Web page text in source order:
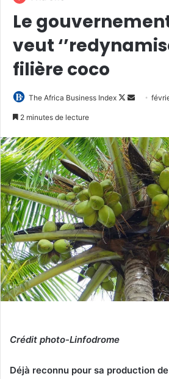
Le
veut
filière coco
The Africa Business Index
Follow
Envoyer
2 minutes de lecture
Crédit photo-Linfodrome
Déjà reconnu pour sa production